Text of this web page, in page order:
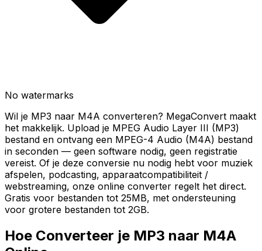
No watermarks
Wil je MP3 naar M4A converteren? MegaConvert maakt
het makkelijk. Upload je MPEG Audio Layer III (MP3)
bestand en ontvang een MPEG-4 Audio (M4A) bestand
in seconden — geen software nodig, geen registratie
vereist. Of je deze conversie nu nodig hebt voor muziek
afspelen, podcasting, apparaatcompatibiliteit /
webstreaming, onze online converter regelt het direct.
Gratis voor bestanden tot 25MB, met ondersteuning
voor grotere bestanden tot 2GB.
Hoe Converteer je MP3 naar M4A